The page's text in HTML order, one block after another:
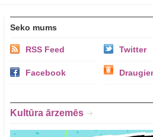
Seko mums
RSS Feed Twitter
Facebook
Kultūra ārzemēs